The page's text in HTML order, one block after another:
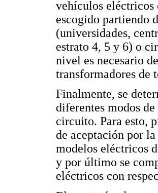
vehículos eléctricos
escogido partiendo
(universidades,
estrato 4, 5 y 6) o
nivel es necesario
transformadores de
Finalmente, se
diferentes modos
circuito. Para esto,
de aceptación por
modelos eléctricos
y por último se
eléctricos con